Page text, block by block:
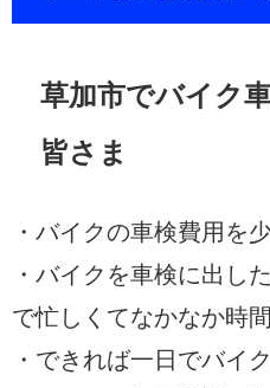
草加市でバイク
皆さま
・バイクの車検費用を
・バイクを車検に出し
で忙しくてなかなか時
・できれば一日でバイ